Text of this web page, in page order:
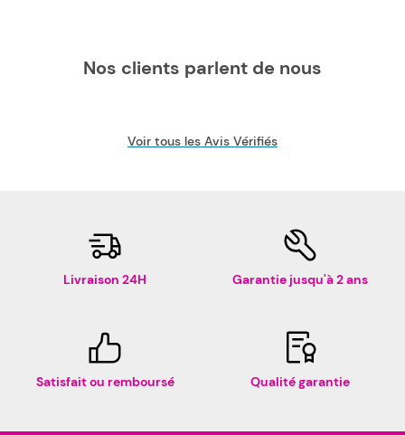
Nos clients parlent de nous
Voir tous les Avis Vérifiés
Livraison 24H Garantie jusqu'à 2 ans
Satisfait ou remboursé Qualité garantie